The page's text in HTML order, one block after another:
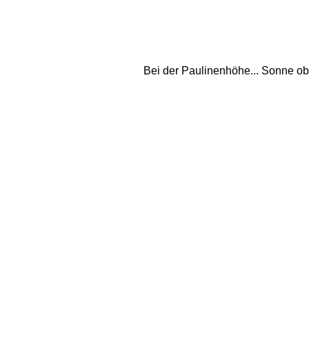
Bei der Paulinenhöhe... Sonne